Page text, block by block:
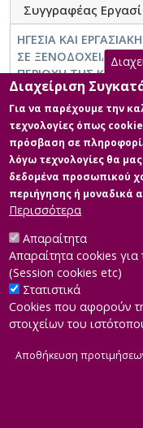
Συγγραφέας
ΗΓΕΣΙΑ ΚΑΙ
ΣΕ ΞΕΝΟΔΟΧΕΙΑΚΕΣ
ΠΕΡΙΟΧΗ ΤΗΣ
Developed by
Διαχείριση
Για να παρέχουμε την
τεχνολογίες όπως
πρόσβαση σε
λόγω τεχνολογίες θα
δεδομένα προσωπικού
περιήγησης ή μοναδικά
Περισσότερα
Απαραίτητα
Απαραίτητα cookies για
(Session cookies etc)
Στατιστικά
Cookies που αφορούν
στοιχείων του
Αποθήκευση